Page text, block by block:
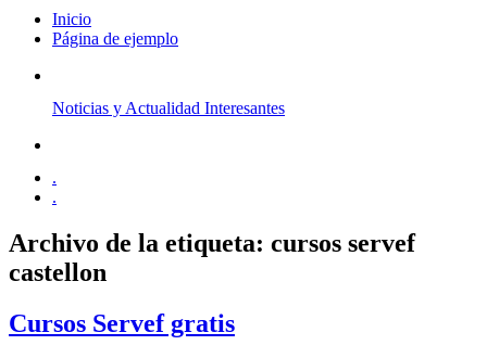
Inicio
Página de ejemplo
Noticias y Actualidad Interesantes
.
.
Archivo de la etiqueta: cursos servef
castellon
Cursos Servef gratis